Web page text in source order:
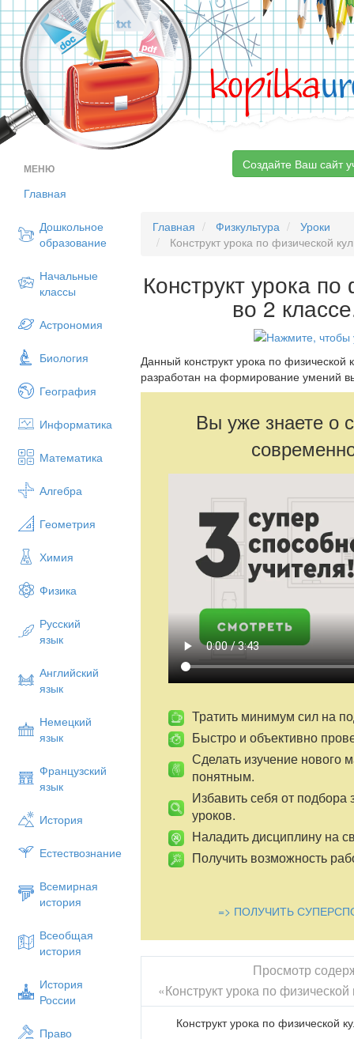
kopilka
МЕНЮ
Главная
Дошкольное
образование
Начальные
классы
Астрономия
Биология
География
Информатика
Математика
Алгебра
Геометрия
Химия
Физика
Русский
язык
Английский
язык
Немецкий
язык
Французский
язык
История
Естествознание
Всемирная
история
Всеобщая
история
История
России
Право
Создайте Ваш сайт
Главная Физкультура
Уроки
Конструкт урока по физической
Конструкт урока
во 2
Данный конструкт урока по физической
разработан на формирование умений
Вы уже знаете о
Тратить минимум сил на
Быстро и объективно
Сделать изучение нового
понятным.
Избавить себя от подбора
уроков.
Наладить дисциплину на
Получить возможность
=> ПОЛУЧИТЬ
Просмотр
«Конструкт урока по
Конструкт урока по физической